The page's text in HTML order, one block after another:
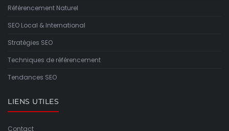
Référencement Naturel
SEO Local & International
Stratégies SEO
Techniques de référencement
Tendances SEO
LIENS UTILES
Contact